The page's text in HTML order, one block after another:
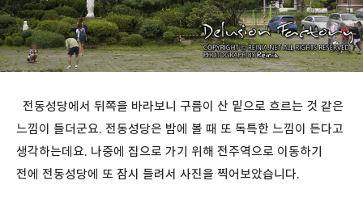
전동성당에서 뒤쪽을 바라보니 구름이 산 밑으로 흐르는 것 같은
느낌이 들더군요. 전동성당은 밤에 볼 때 또 독특한 느낌이 든다고
생각하는데요. 나중에 집으로 가기 위해 전주역으로 이동하기
전에 전동성당에 또 잠시 들려서 사진을 찍어보았습니다.